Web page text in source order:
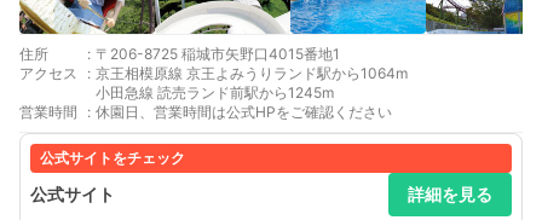
住所 : 〒206-8725 稲城市矢野口4015番地1
アクセス
: 京王相模原線 京王よみうりランド駅から1064m
小田急線 読売ランド前駅から1245m
営業時間
: 休園日、営業時間は公式HPをご確認ください
公式サイトをチェック
公式サイト 詳細を見る